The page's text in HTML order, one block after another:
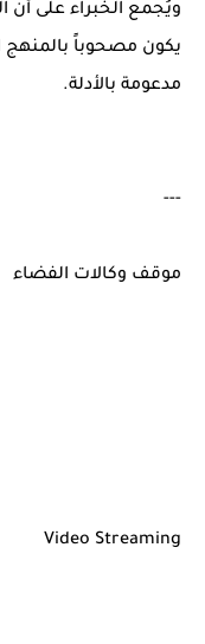
ويُجمع الخبراء على أن
يكون مصحوباً بالمنهج
مدعومة بالأدلة.
---
موقف وكالات الفضاء
Video Streaming